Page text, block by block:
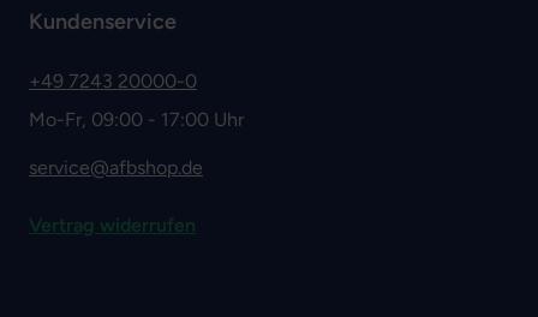
Kundenservice
+49 7243 20000-0
Mo-Fr, 09:00 - 17:00 Uhr
service@afbshop.de
Vertrag widerrufen